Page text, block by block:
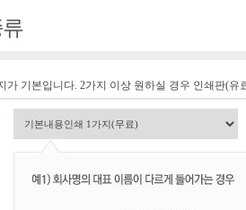
가 기본입니다. 2가지 이상 원하실 경우 인쇄판(유